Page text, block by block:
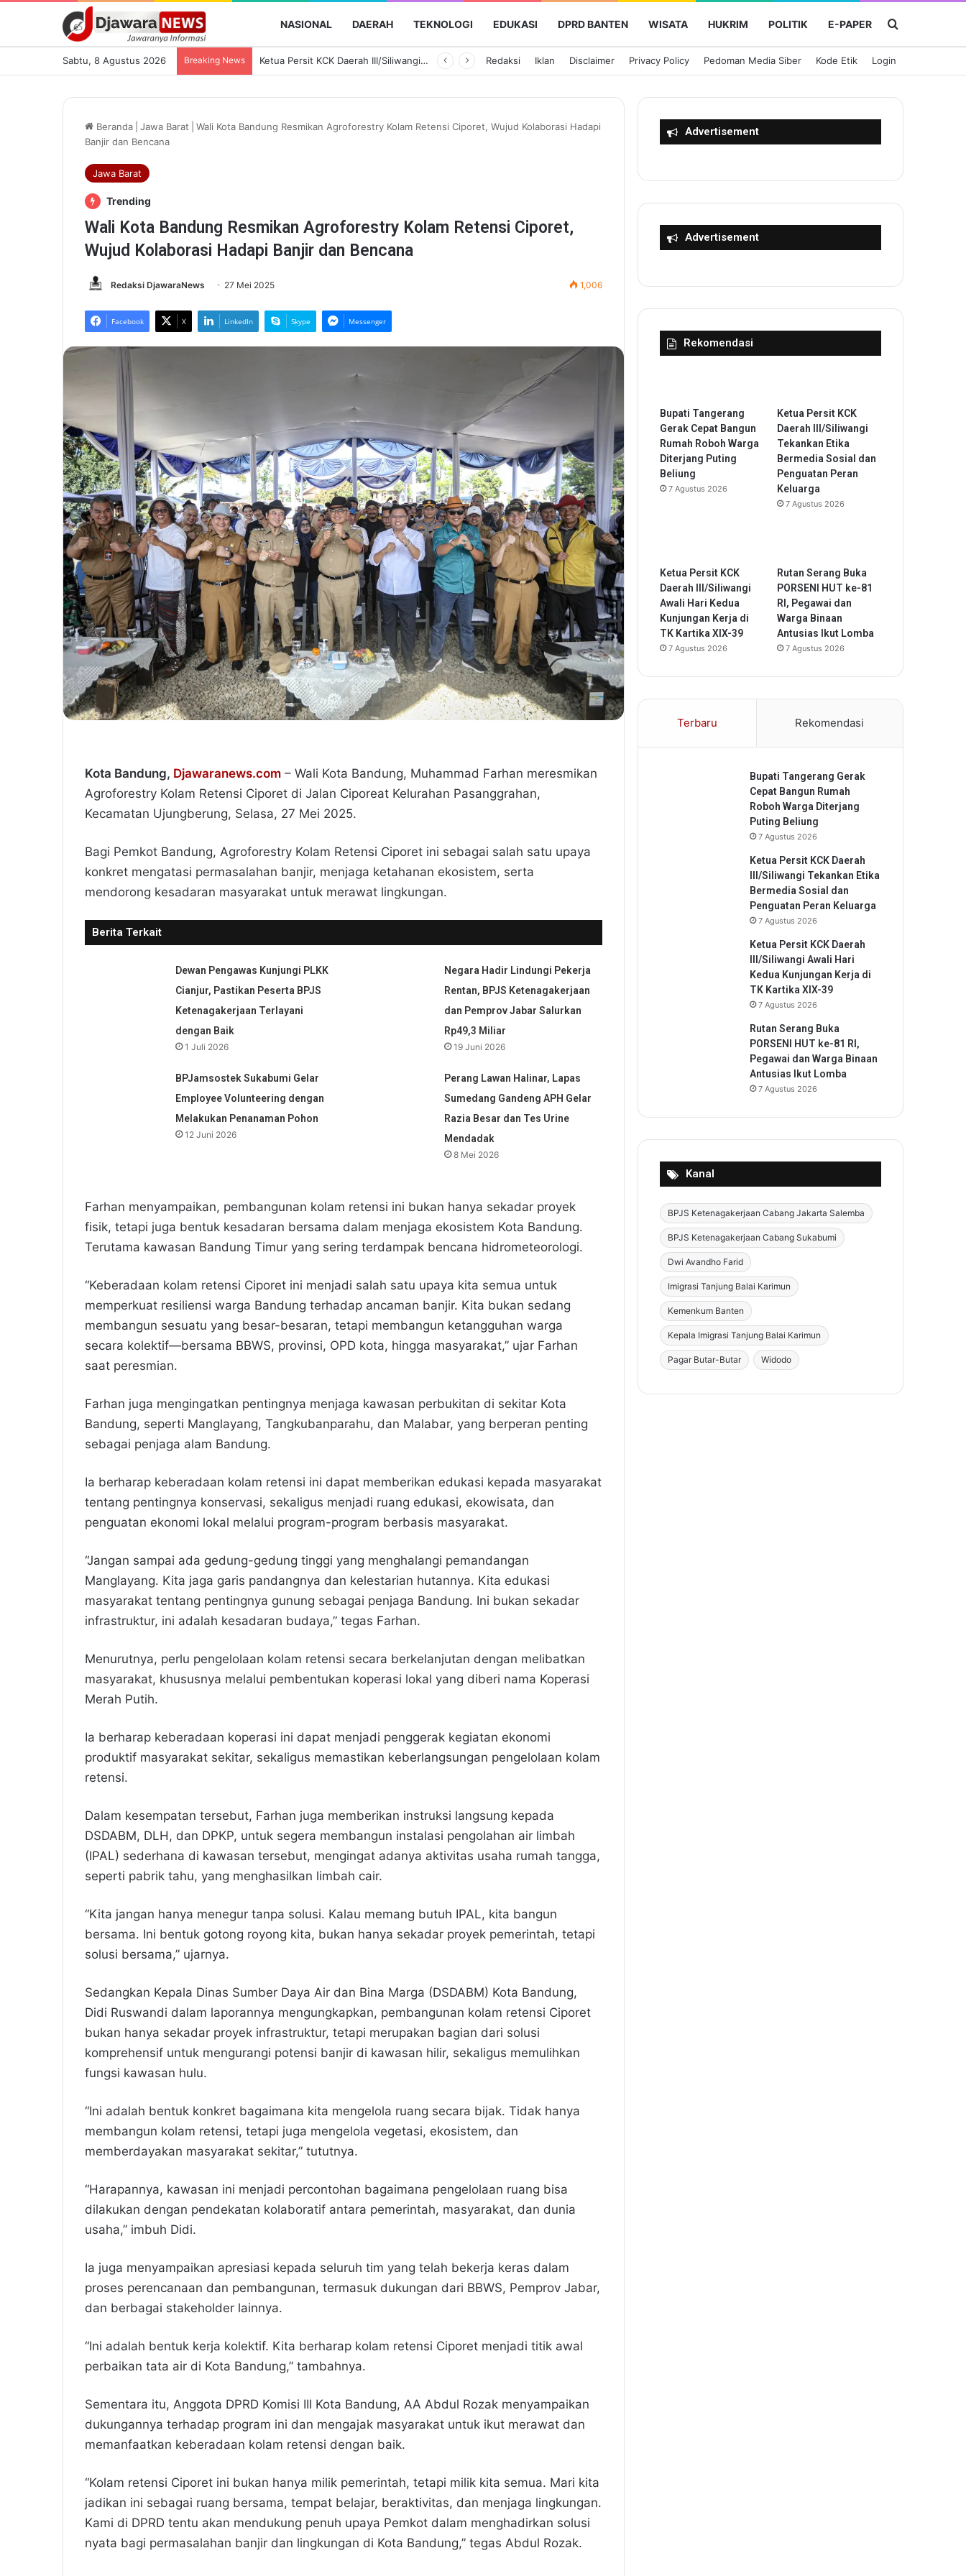
NASIONAL DAERAH TEKNOLOGI EDUKASI DPRD BANTEN WISATA HUKRIM POLITIK E-PAPER Cari Berita
Sabtu, 8 Agustus 2026 Breaking News Ketua Persit KCK Daerah III/Siliwangi Awali Hari Kedua Kunjungan Kerja di TK Kartika XIX-39 Redaksi Iklan Disclaimer Privacy Policy Pedoman Media Siber Kode Etik Login
Beranda Jawa Barat
Wali Kota Bandung Resmikan Agroforestry Kolam Retensi Ciporet, Wujud Kolaborasi Hadapi
Banjir dan Bencana
Jawa Barat
Trending
Wali Kota Bandung Resmikan Agroforestry Kolam Retensi Ciporet,
Wujud Kolaborasi Hadapi Banjir dan Bencana
Redaksi DjawaraNews 27 Mei 2025 1,006
Facebook X LinkedIn Skype Messenger
Kota Bandung, Djawaranews.com – Wali Kota Bandung, Muhammad Farhan meresmikan
Agroforestry Kolam Retensi Ciporet di Jalan Ciporeat Kelurahan Pasanggrahan,
Kecamatan Ujungberung, Selasa, 27 Mei 2025.
Bagi Pemkot Bandung, Agroforestry Kolam Retensi Ciporet ini sebagai salah satu upaya
konkret mengatasi permasalahan banjir, menjaga ketahanan ekosistem, serta
mendorong kesadaran masyarakat untuk merawat lingkungan.
Berita Terkait
Dewan Pengawas Kunjungi PLKK
Cianjur, Pastikan Peserta BPJS
Ketenagakerjaan Terlayani
dengan Baik
1 Juli 2026
Negara Hadir Lindungi Pekerja
Rentan, BPJS Ketenagakerjaan
dan Pemprov Jabar Salurkan
Rp49,3 Miliar
19 Juni 2026
BPJamsostek Sukabumi Gelar
Employee Volunteering dengan
Melakukan Penanaman Pohon
12 Juni 2026
Perang Lawan Halinar, Lapas
Sumedang Gandeng APH Gelar
Razia Besar dan Tes Urine
Mendadak
8 Mei 2026
Farhan menyampaikan, pembangunan kolam retensi ini bukan hanya sekadar proyek
fisik, tetapi juga bentuk kesadaran bersama dalam menjaga ekosistem Kota Bandung.
Terutama kawasan Bandung Timur yang sering terdampak bencana hidrometeorologi.
“Keberadaan kolam retensi Ciporet ini menjadi salah satu upaya kita semua untuk
memperkuat resiliensi warga Bandung terhadap ancaman banjir. Kita bukan sedang
membangun sesuatu yang besar-besaran, tetapi membangun ketangguhan warga
secara kolektif—bersama BBWS, provinsi, OPD kota, hingga masyarakat,” ujar Farhan
saat peresmian.
Farhan juga mengingatkan pentingnya menjaga kawasan perbukitan di sekitar Kota
Bandung, seperti Manglayang, Tangkubanparahu, dan Malabar, yang berperan penting
sebagai penjaga alam Bandung.
Ia berharap keberadaan kolam retensi ini dapat memberikan edukasi kepada masyarakat
tentang pentingnya konservasi, sekaligus menjadi ruang edukasi, ekowisata, dan
penguatan ekonomi lokal melalui program-program berbasis masyarakat.
“Jangan sampai ada gedung-gedung tinggi yang menghalangi pemandangan
Manglayang. Kita jaga garis pandangnya dan kelestarian hutannya. Kita edukasi
masyarakat tentang pentingnya gunung sebagai penjaga Bandung. Ini bukan sekadar
infrastruktur, ini adalah kesadaran budaya,” tegas Farhan.
Menurutnya, perlu pengelolaan kolam retensi secara berkelanjutan dengan melibatkan
masyarakat, khususnya melalui pembentukan koperasi lokal yang diberi nama Koperasi
Merah Putih.
Ia berharap keberadaan koperasi ini dapat menjadi penggerak kegiatan ekonomi
produktif masyarakat sekitar, sekaligus memastikan keberlangsungan pengelolaan kolam
retensi.
Dalam kesempatan tersebut, Farhan juga memberikan instruksi langsung kepada
DSDABM, DLH, dan DPKP, untuk segera membangun instalasi pengolahan air limbah
(IPAL) sederhana di kawasan tersebut, mengingat adanya aktivitas usaha rumah tangga,
seperti pabrik tahu, yang menghasilkan limbah cair.
“Kita jangan hanya menegur tanpa solusi. Kalau memang butuh IPAL, kita bangun
bersama. Ini bentuk gotong royong kita, bukan hanya sekadar proyek pemerintah, tetapi
solusi bersama,” ujarnya.
Sedangkan Kepala Dinas Sumber Daya Air dan Bina Marga (DSDABM) Kota Bandung,
Didi Ruswandi dalam laporannya mengungkapkan, pembangunan kolam retensi Ciporet
bukan hanya sekadar proyek infrastruktur, tetapi merupakan bagian dari solusi
komprehensif untuk mengurangi potensi banjir di kawasan hilir, sekaligus memulihkan
fungsi kawasan hulu.
“Ini adalah bentuk konkret bagaimana kita mengelola ruang secara bijak. Tidak hanya
membangun kolam retensi, tetapi juga mengelola vegetasi, ekosistem, dan
memberdayakan masyarakat sekitar,” tututnya.
“Harapannya, kawasan ini menjadi percontohan bagaimana pengelolaan ruang bisa
dilakukan dengan pendekatan kolaboratif antara pemerintah, masyarakat, dan dunia
usaha,” imbuh Didi.
Ia juga menyampaikan apresiasi kepada seluruh tim yang telah bekerja keras dalam
proses perencanaan dan pembangunan, termasuk dukungan dari BBWS, Pemprov Jabar,
dan berbagai stakeholder lainnya.
“Ini adalah bentuk kerja kolektif. Kita berharap kolam retensi Ciporet menjadi titik awal
perbaikan tata air di Kota Bandung,” tambahnya.
Sementara itu, Anggota DPRD Komisi III Kota Bandung, AA Abdul Rozak menyampaikan
dukungannya terhadap program ini dan mengajak masyarakat untuk ikut merawat dan
memanfaatkan keberadaan kolam retensi dengan baik.
“Kolam retensi Ciporet ini bukan hanya milik pemerintah, tetapi milik kita semua. Mari kita
jadikan ini sebagai ruang bersama, tempat belajar, beraktivitas, dan menjaga lingkungan.
Kami di DPRD tentu akan mendukung penuh upaya Pemkot dalam menghadirkan solusi
nyata bagi permasalahan banjir dan lingkungan di Kota Bandung,” tegas Abdul Rozak.
Advertisement
Advertisement
Rekomendasi
Bupati Tangerang
Gerak Cepat Bangun
Rumah Roboh Warga
Diterjang Puting
Beliung
7 Agustus 2026
Ketua Persit KCK
Daerah III/Siliwangi
Tekankan Etika
Bermedia Sosial dan
Penguatan Peran
Keluarga
7 Agustus 2026
Ketua Persit KCK
Daerah III/Siliwangi
Awali Hari Kedua
Kunjungan Kerja di
TK Kartika XIX-39
7 Agustus 2026
Rutan Serang Buka
PORSENI HUT ke-81
RI, Pegawai dan
Warga Binaan
Antusias Ikut Lomba
7 Agustus 2026
Terbaru Rekomendasi
Bupati Tangerang Gerak
Cepat Bangun Rumah
Roboh Warga Diterjang
Puting Beliung
7 Agustus 2026
Ketua Persit KCK Daerah
III/Siliwangi Tekankan Etika
Bermedia Sosial dan
Penguatan Peran Keluarga
7 Agustus 2026
Ketua Persit KCK Daerah
III/Siliwangi Awali Hari
Kedua Kunjungan Kerja di
TK Kartika XIX-39
7 Agustus 2026
Rutan Serang Buka
PORSENI HUT ke-81 RI,
Pegawai dan Warga Binaan
Antusias Ikut Lomba
7 Agustus 2026
Kanal
BPJS Ketenagakerjaan Cabang Jakarta Salemba
BPJS Ketenagakerjaan Cabang Sukabumi
Dwi Avandho Farid
Imigrasi Tanjung Balai Karimun
Kemenkum Banten
Kepala Imigrasi Tanjung Balai Karimun
Pagar Butar-Butar Widodo